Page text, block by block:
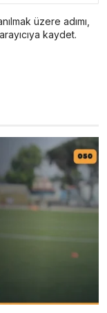
üzere adımı,
kaydet.